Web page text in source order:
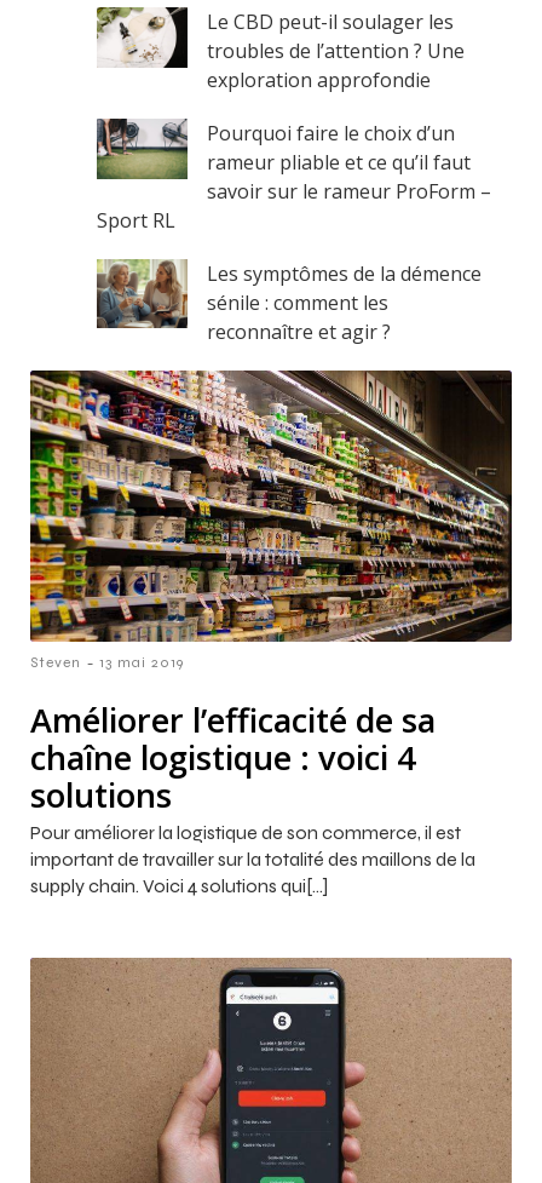
Le CBD peut-il soulager les
troubles de l’attention ? Une
exploration approfondie
Pourquoi faire le choix d’un
rameur pliable et ce qu’il faut
savoir sur le rameur ProForm –
Sport RL
Les symptômes de la démence
sénile : comment les
reconnaître et agir ?
Steven - 13 mai 2019
Améliorer l’efficacité de sa
chaîne logistique : voici 4
solutions
Pour améliorer la logistique de son commerce, il est
important de travailler sur la totalité des maillons de la
supply chain. Voici 4 solutions qui[…]